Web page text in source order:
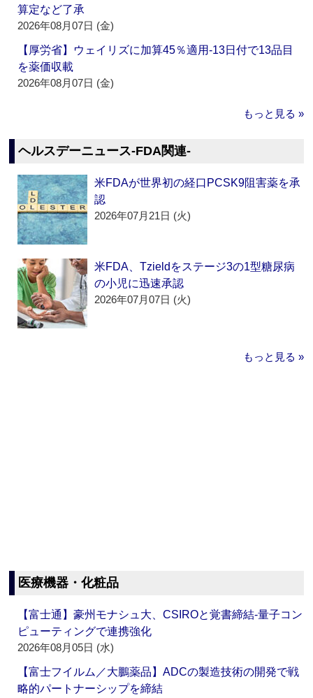
算定など了承
2026年08月07日 (金)
【厚労省】ウェイリズに加算45％適用‐13日付で13品目
を薬価収載
2026年08月07日 (金)
もっと見る »
ヘルスデーニュース‐FDA関連‐
米FDAが世界初の経口PCSK9阻害薬を承
認
2026年07月21日 (火)
米FDA、Tzieldをステージ3の1型糖尿病
の小児に迅速承認
2026年07月07日 (火)
もっと見る »
医療機器・化粧品
【富士通】豪州モナシュ大、CSIROと覚書締結‐量子コン
ピューティングで連携強化
2026年08月05日 (水)
【富士フイルム／大鵬薬品】ADCの製造技術の開発で戦
略的パートナーシップを締結